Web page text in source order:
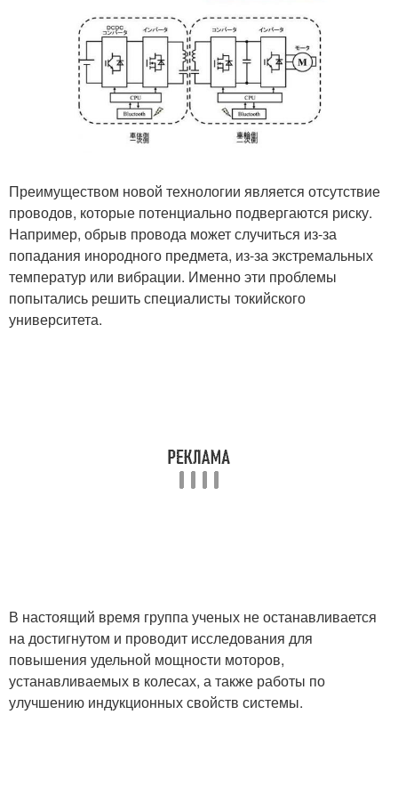
Преимуществом новой технологии является отсутствие
проводов, которые потенциально подвергаются риску.
Например, обрыв провода может случиться из-за
попадания инородного предмета, из-за экстремальных
температур или вибрации. Именно эти проблемы
попытались решить специалисты токийского
университета.
В настоящий время группа ученых не останавливается
на достигнутом и проводит исследования для
повышения удельной мощности моторов,
устанавливаемых в колесах, а также работы по
улучшению индукционных свойств системы.